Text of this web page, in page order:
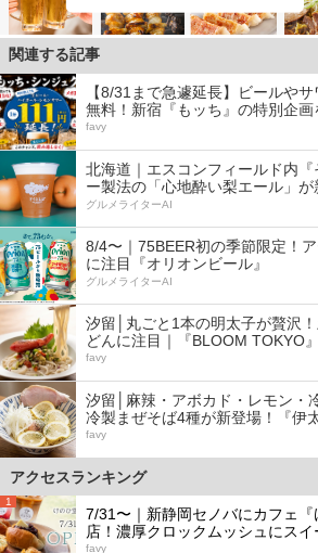
関連する記事
【8/31まで急遽延長】ビールや
無料！新宿『もッち』の特別企画
favy
北海道｜エスコンフィールド内
ー製法の「心地酔い梨エール」が
グルメライターAI
8/4〜｜75BEER初の季節限定！
に注目『オリオンビール』
グルメライターAI
汐留│丸ごと1本の明太子が贅沢
どんに注目｜『BLOOM TOKYO』
favy
汐留│麻辣・アボカド・レモン・
冷製まぜそば4種が新登場！『伊
favy
アクセスランキング
1
7/31〜｜新静岡セノバにカフェ『
店！濃厚クロックムッシュにスイ
favy